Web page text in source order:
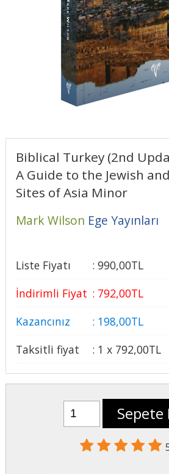
Biblical Turkey (2nd
A Guide to the Jewish
Sites of Asia Minor
Mark Wilson Ege Yayınları
Liste Fiyatı : 990,00TL
İndirimli Fiyat : 792,00TL
Kazancınız
: 198,00TL
Taksitli fiyat
: 1 x 792,00TL
Sepete